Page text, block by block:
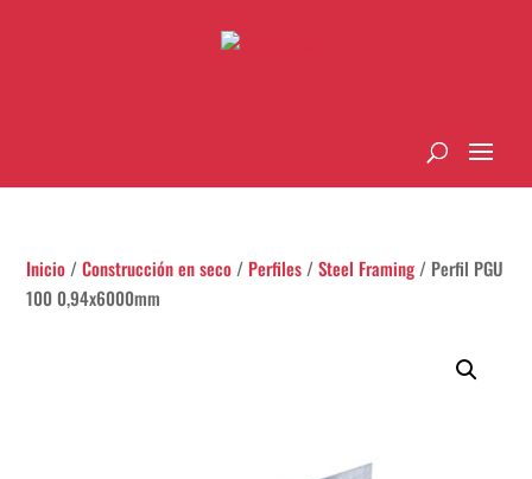
Inicio /Construcción en seco / Perfiles /Steel Framing / Perfil PGU
100 0,94x6000mm